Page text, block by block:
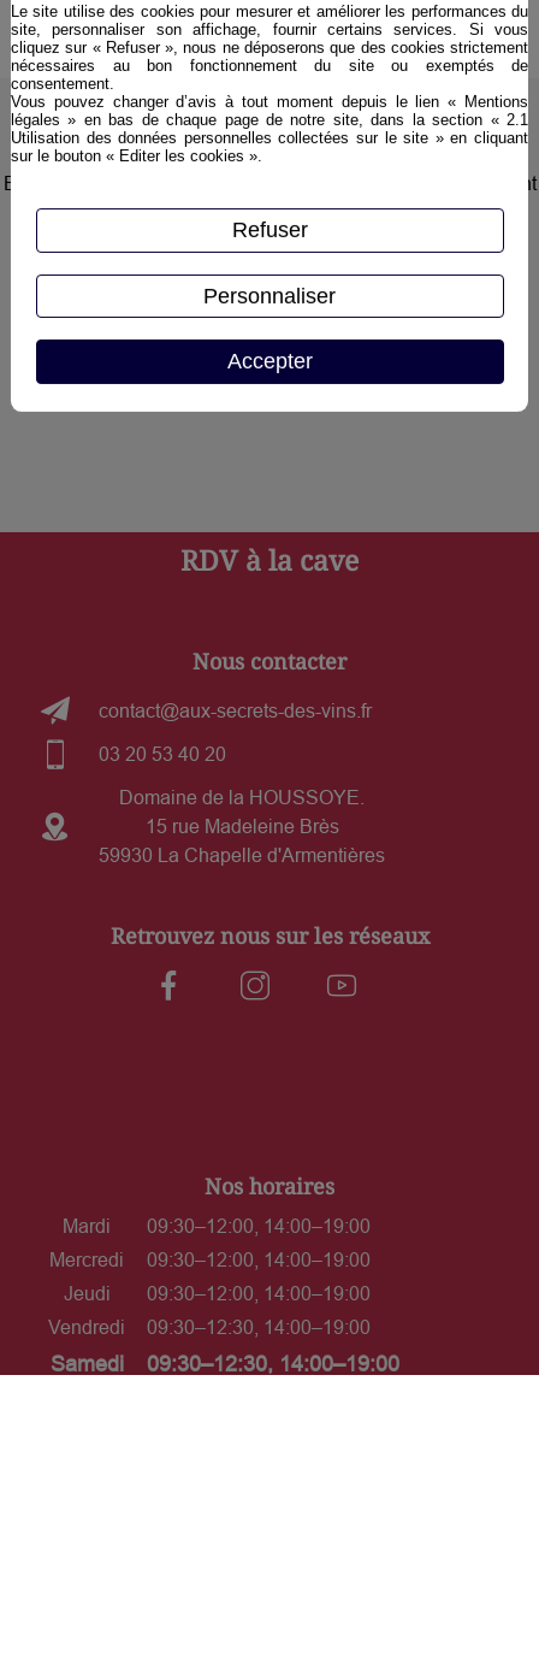
Inscription à la newsletter
En vous inscrivant à la newsletter, vous serez informé en avant
première des nos soirées dégustation, nos nouveautés, ou
encore nos promotions du moment
reCAPTCHA est désactivé.
RDV à la cave
Nous contacter
contact@aux-secrets-des-vins.fr
03 20 53 40 20
Domaine de la HOUSSOYE.
15 rue Madeleine Brès
59930 La Chapelle d'Armentières
Retrouvez nous sur les réseaux
Nos horaires
Mardi
09:30–12:00, 14:00–19:00
Mercredi
09:30–12:00, 14:00–19:00
Jeudi
09:30–12:00, 14:00–19:00
Vendredi
09:30–12:30, 14:00–19:00
Samedi 09:30–12:30, 14:00–19:00
Le site utilise des cookies pour mesurer et améliorer les performances du
site, personnaliser son affichage, fournir certains services. Si vous
cliquez sur « Refuser », nous ne déposerons que des cookies strictement
nécessaires au bon fonctionnement du site ou exemptés de
consentement.
Vous pouvez changer d’avis à tout moment depuis le lien « Mentions
légales » en bas de chaque page de notre site, dans la section « 2.1
Utilisation des données personnelles collectées sur le site » en cliquant
sur le bouton « Editer les cookies ».
Accepter
Refuser
Personnaliser